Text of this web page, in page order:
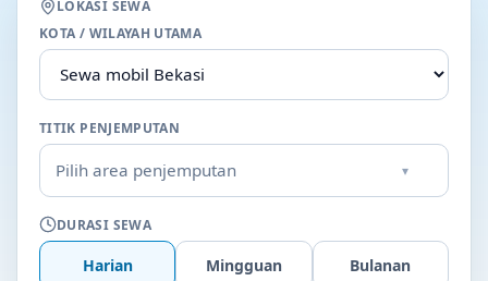
LOKASI SEWA
KOTA / WILAYAH UTAMA
TITIK PENJEMPUTAN
Pilih area penjemputan ▾
DURASI SEWA
Harian Mingguan Bulanan